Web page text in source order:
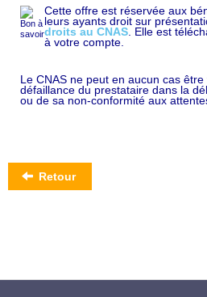
Cette offre est réservée aux
leurs ayants droit sur
droits au CNAS . Elle est
à votre compte.
Le CNAS ne peut en aucun cas
défaillance du prestataire dans la
ou de sa non-conformité aux
Retour